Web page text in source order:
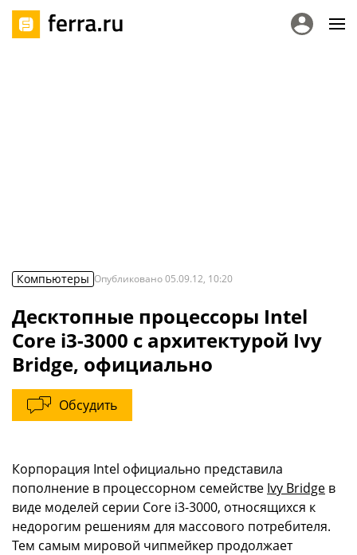
Компьютеры Опубликовано05.09.12, 10:20
Десктопные процессоры Intel
Core i3-3000 с архитектурой Ivy
Bridge, официально
Обсудить
Корпорация Intel официально представила
пополнение в процессорном семействе Ivy Bridge в
виде моделей серии Core i3-3000, относящихся к
недорогим решениям для массового потребителя.
Тем самым мировой чипмейкер продолжает